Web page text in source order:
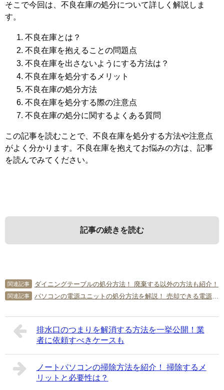
そこで今回は、不良在庫の処分について詳しく解説しま
す。
不良在庫とは？
不良在庫を抱えることの問題点
不良在庫を出さないようにする方法は？
不良在庫を処分するメリット
不良在庫の処分方法
不良在庫を処分する際の注意点
不良在庫の処分に関するよくある質問
この記事を読むことで、不良在庫を処分する方法や注意点
がよく分かります。不良在庫を抱えてお悩みの方は、記事
を読んでみてください。
記事の続きを読む
1．不良在庫とは？
1-1． 今後販売できる見込みがないもの
不良在庫の主な例として、商品の状態が悪い、流行遅れな
どの理由により今後販売できる見込みがないものなどが挙
げられます。経年などの理由で販売基準を下回ってしまっ
3．不良在庫を出さないようにする方
法は？
う。
3-1． 適正な在庫量を維持する
5．不良在庫の処分方法
5-1． 廃棄する
長期保管により品質が劣化して商品価値がなくなったもの
は、廃棄することになるでしょう。たとえば、消費期限切
れの食品や使用期限切れの薬品類、シミや日焼けが目立つ
7．不良在庫の処分に関するよくある
質問
ぞれ参考にしてください。
Q．不良在庫を仕入れ先に返品することはできる？
A．仕入れ先との契約内容によりますが、通常は不可能でし
ょう。不良在庫になったものは仕入れ時点より商品価値が
関連記事 ダイニングテーブルの処分方法！ 廃棄する以外の方法も紹介！
関連記事 パソコンの電源ユニットの処分方法を解説！ 売却できる電源の特徴は？
排水口のつまりを解消する方法を一挙公開！業
者に依頼すべきケースも
ノートパソコンの掃除方法を紹介！ 掃除するメ
リットと必要性は？